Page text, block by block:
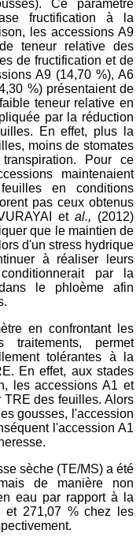
Ce paramètre
fructification à la
les accessions A9
teneur relative des
de fructification et de
A9 (14,70 %), A6
%) présentaient de
teneur relative en
par la réduction
En effet, plus la
moins de stomates
Pour ce
maintenaient
en conditions
pas ceux obtenus
et al., (2012)
que le maintien de
d'un stress hydrique
à réaliser leurs
par la
le phloème afin
en confrontant les
traitements, permet
tolérantes à la
En effet, aux stades
les accessions A1 et
des feuilles. Alors
gousses, l'accession
l'accession A1
sèche (TE/MS) a été
de manière non
eau par rapport à la
et 271,07 % chez les